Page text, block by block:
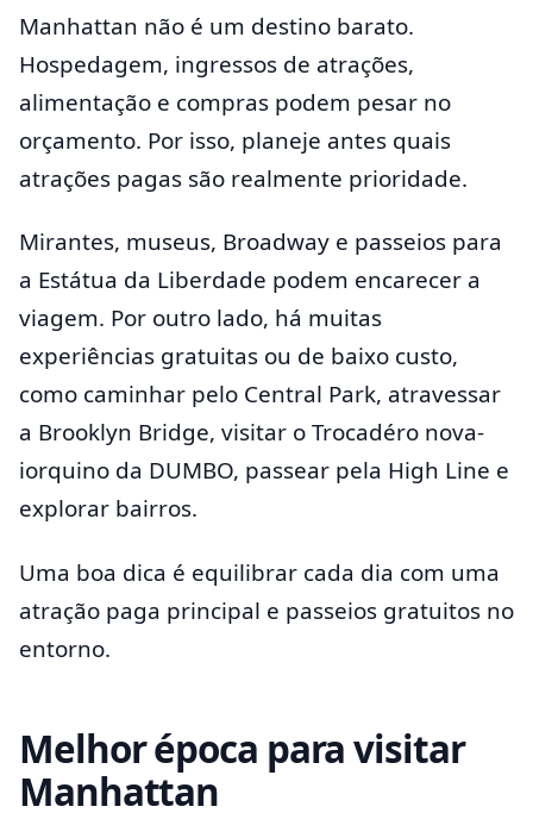
Manhattan não é um destino barato.
Hospedagem, ingressos de atrações,
alimentação e compras podem pesar no
orçamento. Por isso, planeje antes quais
atrações pagas são realmente prioridade.
Mirantes, museus, Broadway e passeios para
a Estátua da Liberdade podem encarecer a
viagem. Por outro lado, há muitas
experiências gratuitas ou de baixo custo,
como caminhar pelo Central Park, atravessar
a Brooklyn Bridge, visitar o Trocadéro nova-
iorquino da DUMBO, passear pela High Line e
explorar bairros.
Uma boa dica é equilibrar cada dia com uma
atração paga principal e passeios gratuitos no
entorno.
Melhor época para visitar
Manhattan